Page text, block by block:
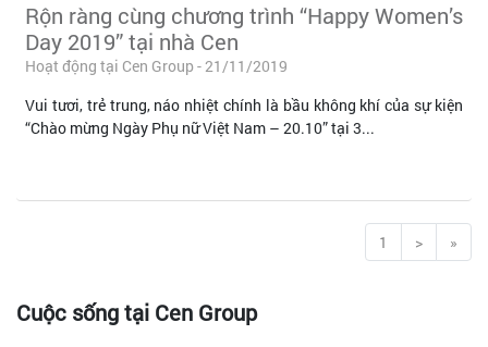
Rộn ràng cùng chương trình “Happy Women’s
Day 2019” tại nhà Cen
Hoạt động tại Cen Group - 21/11/2019
Vui tươi, trẻ trung, náo nhiệt chính là bầu không khí của sự kiện
“Chào mừng Ngày Phụ nữ Việt Nam – 20.10” tại 3...
1 (current)
> »
Cuộc sống tại Cen Group